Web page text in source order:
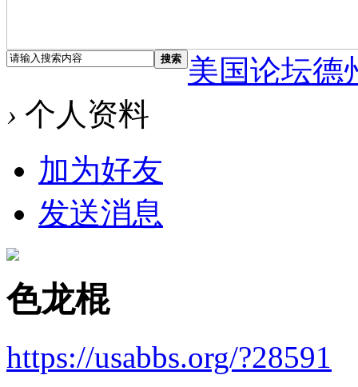
搜索
美国论坛德
› 个人资料
加为好友
发送消息
色龙棍
https://usabbs.org/?28591